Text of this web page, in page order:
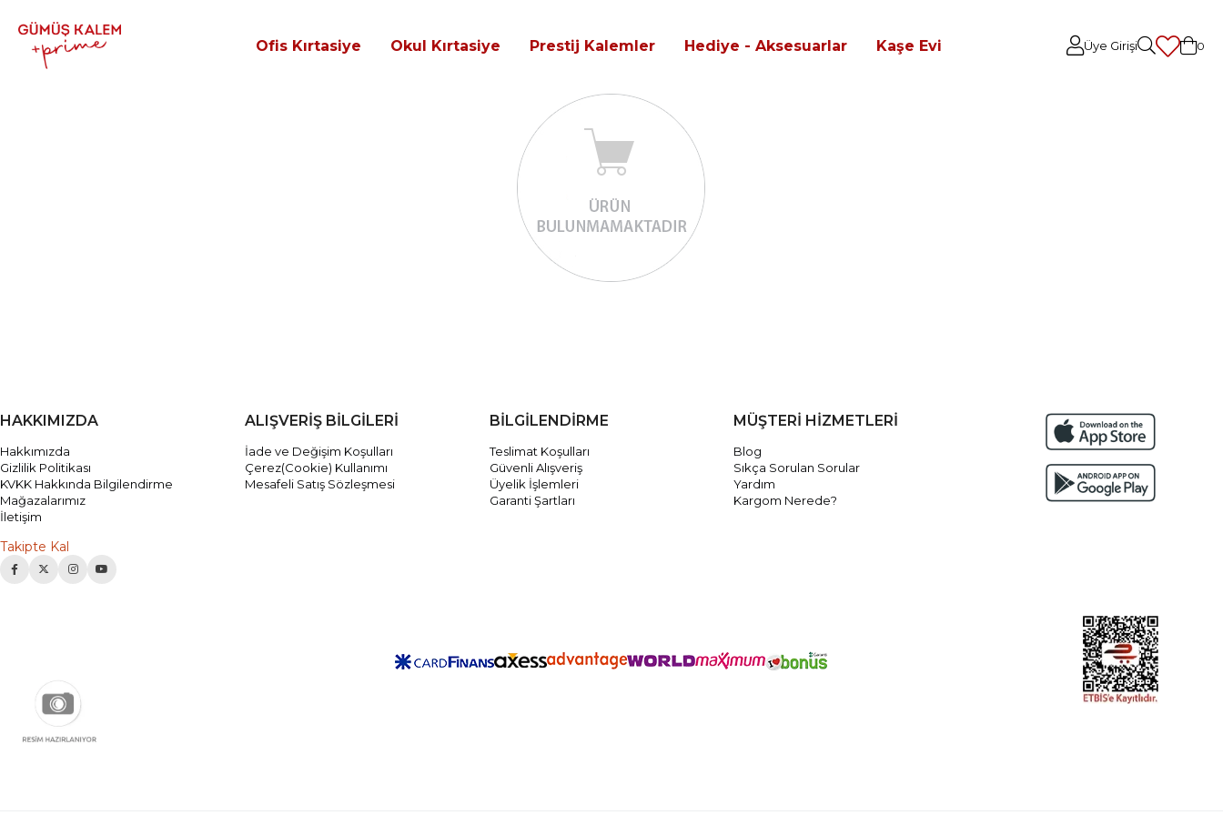
Ofis Kırtasiye Okul Kırtasiye Prestij Kalemler Hediye - Aksesuarlar Kaşe Evi Üye Girişi 0
HAKKIMIZDA
Hakkımızda
Gizlilik Politikası
KVKK Hakkında Bilgilendirme
Mağazalarımız
İletişim
Takipte Kal
ALIŞVERİŞ BİLGİLERİ
İade ve Değişim Koşulları
Çerez(Cookie) Kullanımı
Mesafeli Satış Sözleşmesi
BİLGİLENDİRME
Teslimat Koşulları
Güvenli Alışveriş
Üyelik İşlemleri
Garanti Şartları
MÜŞTERİ HİZMETLERİ
Blog
Sıkça Sorulan Sorular
Yardım
Kargom Nerede?